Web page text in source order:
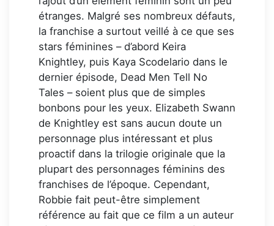
étranges. Malgré ses nombreux défauts,
la franchise a surtout veillé à ce que ses
stars féminines – d’abord Keira
Knightley, puis Kaya Scodelario dans le
dernier épisode, Dead Men Tell No
Tales – soient plus que de simples
bonbons pour les yeux. Elizabeth Swann
de Knightley est sans aucun doute un
personnage plus intéressant et plus
proactif dans la trilogie originale que la
plupart des personnages féminins des
franchises de l’époque. Cependant,
Robbie fait peut-être simplement
référence au fait que ce film a un auteur